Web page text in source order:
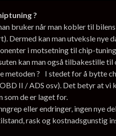
?
bruker når man kobler til
Dermed kan man utveksle nye
i motsetning til chip-
kan man også tilbakestille til
metoden ? I stedet for å bytte
II / ADS osv). Det betyr at
som de er laget for.
eller endringer, ingen nye
rask og kostnadsgunstig